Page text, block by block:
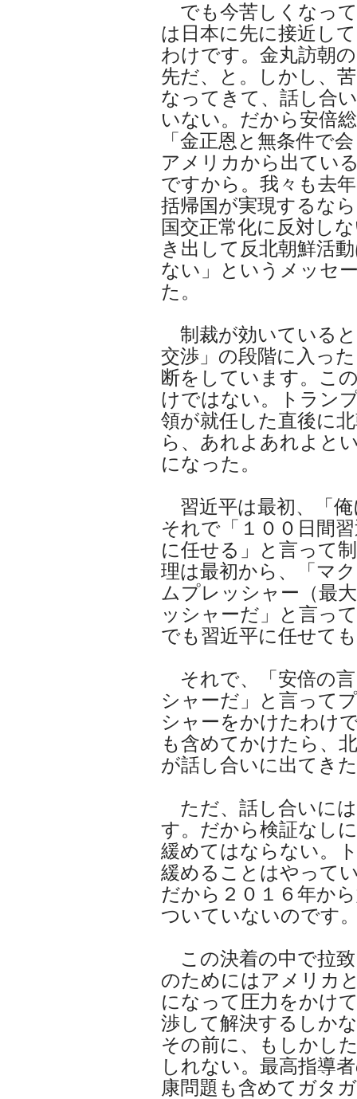
でも今苦しくなっ
は日本に先に接近し
わけです。金丸訪朝
先だ、と。しかし、
なってきて、話し合
いない。だから安倍
「金正恩と無条件で
アメリカから出てい
ですから。我々も去
括帰国が実現するな
国交正常化に反対し
き出して反北朝鮮活
ない」というメッセ
た。
制裁が効いている
交渉」の段階に入っ
断をしています。こ
けではない。トラン
領が就任した直後に
ら、あれよあれよと
になった。
習近平は最初、「
それで「１００日間
に任せる」と言って
理は最初から、「マ
ムプレッシャー（最
ッシャーだ」と言っ
でも習近平に任せて
それで、「安倍の
シャーだ」と言って
シャーをかけたわけ
も含めてかけたら、
が話し合いに出てき
ただ、話し合いに
す。だから検証なし
緩めてはならない。
緩めることはやって
だから２０１６年か
ついていないのです
この決着の中で拉
のためにはアメリカ
になって圧力をかけ
渉して解決するしか
その前に、もしかし
しれない。最高指導
康問題も含めてガタ